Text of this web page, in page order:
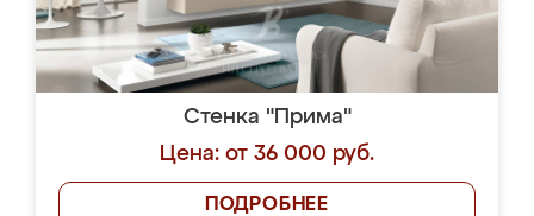
Стенка "Прима"
Цена: от 36 000 руб.
ПОДРОБНЕЕ